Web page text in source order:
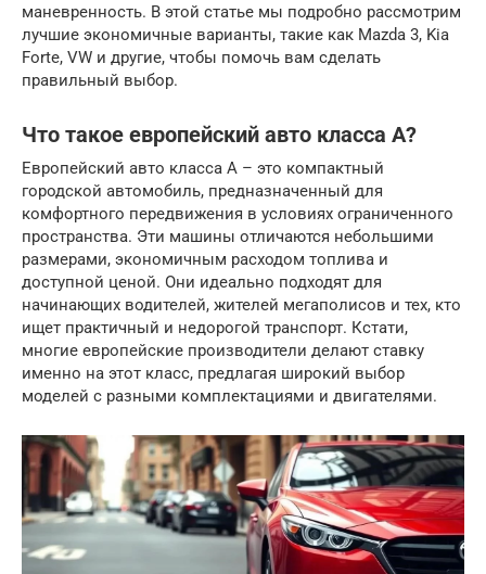
маневренность. В этой статье мы подробно рассмотрим
лучшие экономичные варианты, такие как Mazda 3, Kia
Forte, VW и другие, чтобы помочь вам сделать
правильный выбор.
Что такое европейский авто класса А?
Европейский авто класса А – это компактный
городской автомобиль, предназначенный для
комфортного передвижения в условиях ограниченного
пространства. Эти машины отличаются небольшими
размерами, экономичным расходом топлива и
доступной ценой. Они идеально подходят для
начинающих водителей, жителей мегаполисов и тех, кто
ищет практичный и недорогой транспорт. Кстати,
многие европейские производители делают ставку
именно на этот класс, предлагая широкий выбор
моделей с разными комплектациями и двигателями.